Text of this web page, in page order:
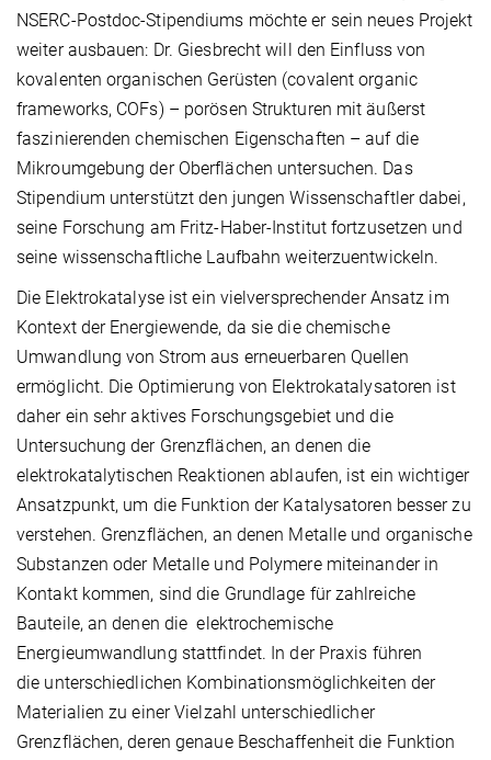
NSERC-Postdoc-Stipendiums möchte er sein neues Projekt
weiter ausbauen: Dr. Giesbrecht will den Einfluss von
kovalenten organischen Gerüsten (covalent organic
frameworks, COFs) – porösen Strukturen mit äußerst
faszinierenden chemischen Eigenschaften – auf die
Mikroumgebung der Oberflächen untersuchen. Das
Stipendium unterstützt den jungen Wissenschaftler dabei,
seine Forschung am Fritz-Haber-Institut fortzusetzen und
seine wissenschaftliche Laufbahn weiterzuentwickeln.
Die Elektrokatalyse ist ein vielversprechender Ansatz im
Kontext der Energiewende, da sie die chemische
Umwandlung von Strom aus erneuerbaren Quellen
ermöglicht. Die Optimierung von Elektrokatalysatoren ist
daher ein sehr aktives Forschungsgebiet und die
Untersuchung der Grenzflächen, an denen die
elektrokatalytischen Reaktionen ablaufen, ist ein wichtiger
Ansatzpunkt, um die Funktion der Katalysatoren besser zu
verstehen. Grenzflächen, an denen Metalle und organische
Substanzen oder Metalle und Polymere miteinander in
Kontakt kommen, sind die Grundlage für zahlreiche
Bauteile, an denen die elektrochemische
Energieumwandlung stattfindet. In der Praxis führen
die unterschiedlichen Kombinationsmöglichkeiten der
Materialien zu einer Vielzahl unterschiedlicher
Grenzflächen, deren genaue Beschaffenheit die Funktion